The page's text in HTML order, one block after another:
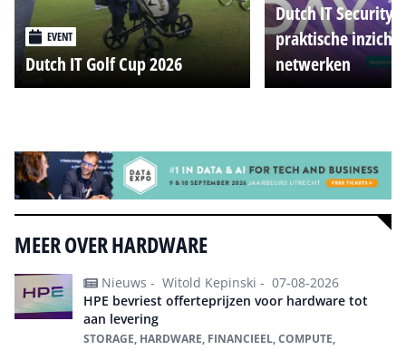
EVENT
Dutch IT Golf Cup 2026
Dutch IT Security
praktische
netwerken
MEER OVER HARDWARE
Nieuws - Witold Kepinski - 07-08-2026
HPE bevriest offerteprijzen voor hardware tot
aan levering
STORAGE, HARDWARE, FINANCIEEL, COMPUTE,